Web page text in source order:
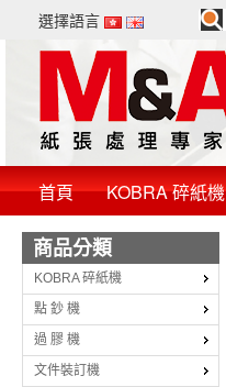
選擇語言
首頁 KOBRA 碎紙機
商品分類
KOBRA 碎紙機
點 鈔 機
過 膠 機
文件裝訂機